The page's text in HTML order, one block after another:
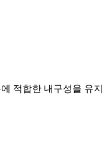
적합한 내구성을 유